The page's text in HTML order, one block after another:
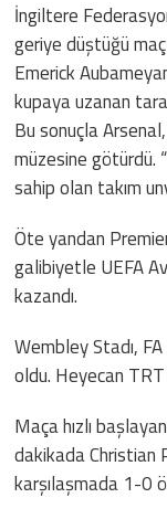
İngiltere
geriye düştüğü
Emerick
kupaya uzanan
Bu sonuçla
müzesine götürdü.
sahip olan takım
Öte yandan
galibiyetle UEFA
kazandı.
Wembley Stadı,
oldu. Heyecan TRT
Maça hızlı
dakikada Christian
karşılaşmada 1-0